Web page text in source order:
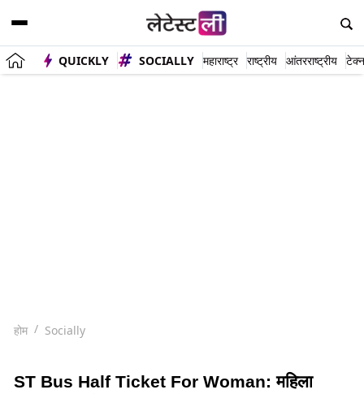
QUICKLY SOCIALLY महाराष्ट्र राष्ट्रीय आंतरराष्ट्रीय
होम Socially
ST Bus Half Ticket For Woman: महिला